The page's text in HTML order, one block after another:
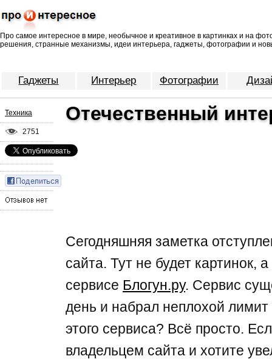
Про самое интересное в мире, необычное и креативное в картинках и на
решения, странные механизмы, идеи интерьера, гаджеты, фотографии и
Гаджеты Интерьер Фотографии
Техника
2751
Отечественный
Сегодняшняя заметка
сайта. Тут не будет картинок,
сервисе Блогун.ру. Сервис
день и набрал неплохой
этого сервиса? Всё просто.
владельцем сайта и хотите